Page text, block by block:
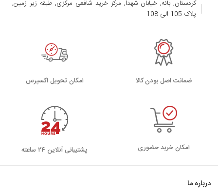
کردستان, بانه, خیابان شهدا, مرکز خرید شافعی مرکزی, طبقه زیر زمین,
پلاک 105 الی 108
ضمانت اصل بودن کالا اﻣﮑﺎن ﺗﺤﻮﯾﻞ اﮐﺴﭙﺮس
امکان خرید حضوری پشتیبانی آنلاین ۲۴ ساعته
درباره ما